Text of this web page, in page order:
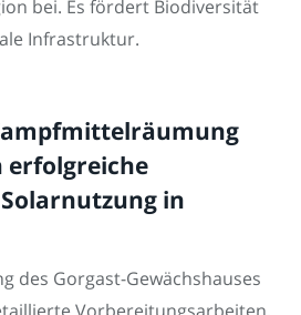
bei. Es fördert Biodiversität
Infrastruktur.
erfolgreiche
in
des Gorgast-Gewächshauses